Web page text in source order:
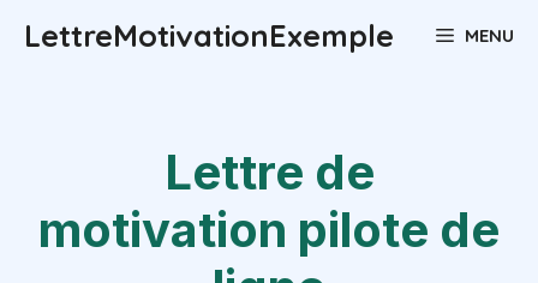
LettreMotivationExemple MENU
Lettre de
motivation pilote de